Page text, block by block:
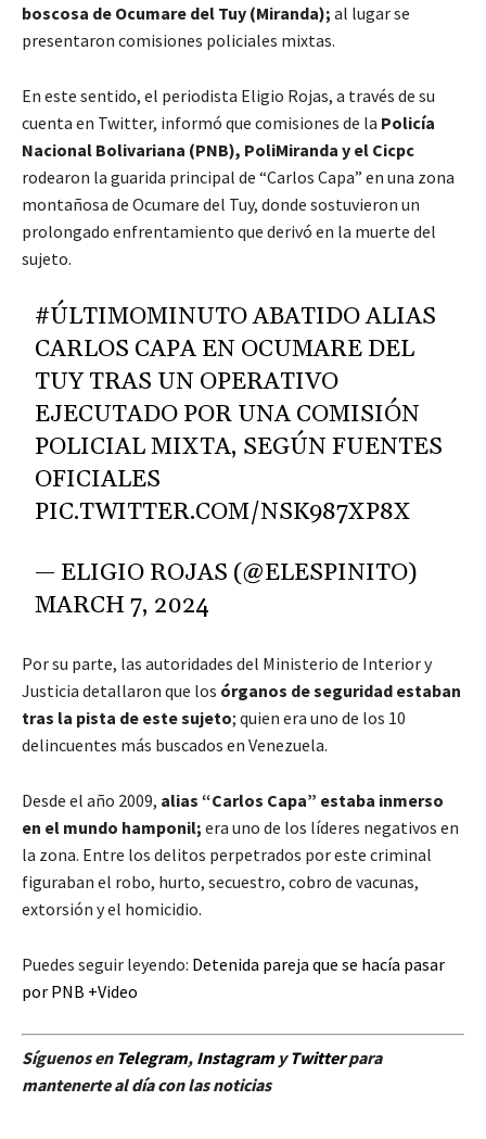
boscosa de Ocumare del Tuy (Miranda); al lugar se
presentaron comisiones policiales mixtas.
En este sentido, el periodista Eligio Rojas, a través de su
cuenta en Twitter, informó que comisiones de la Policía
Nacional Bolivariana (PNB), PoliMiranda y el Cicpc
rodearon la guarida principal de “Carlos Capa” en una zona
montañosa de Ocumare del Tuy, donde sostuvieron un
prolongado enfrentamiento que derivó en la muerte del
sujeto.
#ÚLTIMOMINUTOABATIDO ALIAS
CARLOS CAPA EN OCUMARE DEL
TUY TRAS UN OPERATIVO
EJECUTADO POR UNA COMISIÓN
POLICIAL MIXTA, SEGÚN FUENTES
OFICIALES
PIC.TWITTER.COM/NSK987XP8X
— ELIGIO ROJAS (@ELESPINITO)
MARCH 7, 2024
Por su parte, las autoridades del Ministerio de Interior y
Justicia detallaron que los órganos de seguridad estaban
tras la pista de este sujeto; quien era uno de los 10
delincuentes más buscados en Venezuela.
Desde el año 2009, alias “Carlos Capa” estaba inmerso
en el mundo hamponil; era uno de los líderes negativos en
la zona. Entre los delitos perpetrados por este criminal
figuraban el robo, hurto, secuestro, cobro de vacunas,
extorsión y el homicidio.
Puedes seguir leyendo: Detenida pareja que se hacía pasar
por PNB +Video
Síguenos en Telegram, InstagramyTwitterpara
mantenerte al día con las noticias